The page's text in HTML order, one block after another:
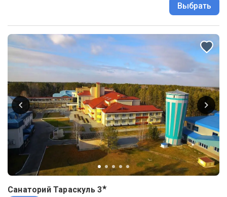
Выбрать
Санаторий Тараскуль 3★